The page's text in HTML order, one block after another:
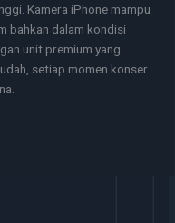
Kamera iPhone mampu
bahkan dalam kondisi
unit premium yang
setiap momen konser